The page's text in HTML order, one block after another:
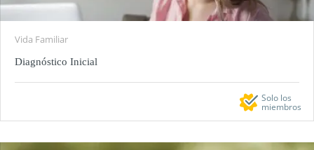
Vida Familiar
Diagnóstico Inicial
Solo los
miembros